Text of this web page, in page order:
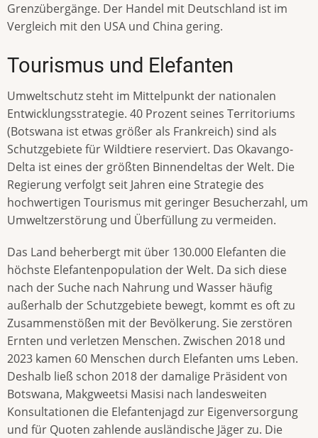
Grenzübergänge. Der Handel mit Deutschland ist im
Vergleich mit den USA und China gering.
Tourismus und Elefanten
Umweltschutz steht im Mittelpunkt der nationalen
Entwicklungsstrategie. 40 Prozent seines Territoriums
(Botswana ist etwas größer als Frankreich) sind als
Schutzgebiete für Wildtiere reserviert. Das Okavango-
Delta ist eines der größten Binnendeltas der Welt. Die
Regierung verfolgt seit Jahren eine Strategie des
hochwertigen Tourismus mit geringer Besucherzahl, um
Umweltzerstörung und Überfüllung zu vermeiden.
Das Land beherbergt mit über 130.000 Elefanten die
höchste Elefantenpopulation der Welt. Da sich diese
nach der Suche nach Nahrung und Wasser häufig
außerhalb der Schutzgebiete bewegt, kommt es oft zu
Zusammenstößen mit der Bevölkerung. Sie zerstören
Ernten und verletzen Menschen. Zwischen 2018 und
2023 kamen 60 Menschen durch Elefanten ums Leben.
Deshalb ließ schon 2018 der damalige Präsident von
Botswana, Makgweetsi Masisi nach landesweiten
Konsultationen die Elefantenjagd zur Eigenversorgung
und für Quoten zahlende ausländische Jäger zu. Die